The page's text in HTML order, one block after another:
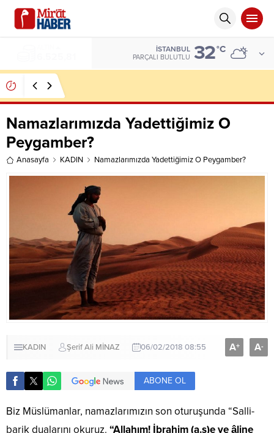
İSTANBUL
PARÇALI BULUTLU 32°C
Namazlarımızda Yadettiğimiz O
Peygamber?
Anasayfa KADIN Namazlarımızda Yadettiğimiz O Peygamber?
KADIN Şerif Ali MİNAZ 06/02/2018 08:55 A+ A-
ABONE OL
Biz Müslümanlar, namazlarımızın son oturuşunda “Salli-
barik dualarını okuruz. “Allahım! İbrahim (a.s)e ve âline